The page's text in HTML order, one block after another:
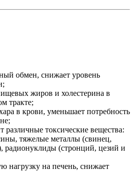
обмен, снижает уровень
жиров и холестерина в
тракте;
в крови, уменьшает потребность
различные токсические вещества:
тяжелые металлы (свинец,
радионуклиды (стронций, цезий и
нагрузку на печень, снижает